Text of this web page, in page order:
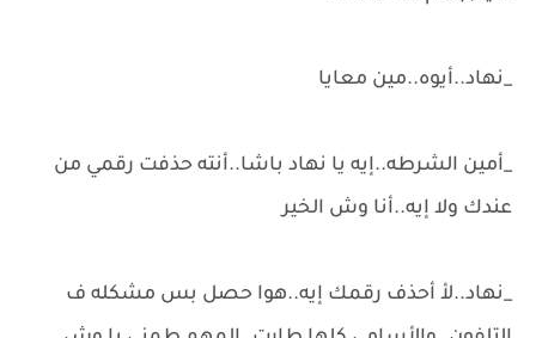
_نهاد..أيوه..مين معايا
_أمين الشرطه..إيه يا نهاد باشا..أنته حذفت رقمي من
عندك ولا إيه..أنا وش الخير
_نهاد..لأ أحذف رقمك إيه..هوا حصل بس مشكله ف